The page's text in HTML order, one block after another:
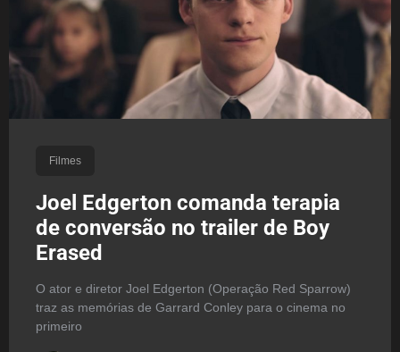
Filmes
Joel Edgerton comanda terapia
de conversão no trailer de Boy
Erased
O ator e diretor Joel Edgerton (Operação Red Sparrow)
traz as memórias de Garrard Conley para o cinema no
primeiro